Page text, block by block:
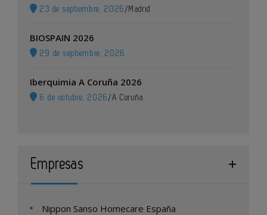
23 de septiembre, 2026 / Madrid
BIOSPAIN 2026
29 de septiembre, 2026
Iberquimia A Coruña 2026
6 de octubre, 2026 /A Coruña
Empresas
Nippon Sanso Homecare España